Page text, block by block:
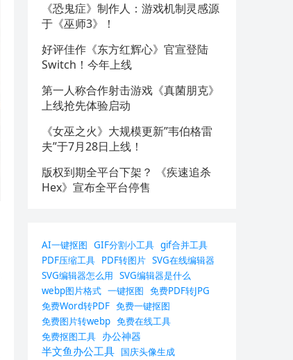
《恐鬼症》制作人：游戏机制灵感源
于《巫师3》！
好评佳作《东方红辉心》官宣登陆
Switch！今年上线
第一人称合作射击游戏《真菌朋克》
上线抢先体验启动
《女巫之火》大规模更新”韦伯格雷
夫”于7月28日上线！
版权到期全平台下架？ 《疾速追杀
Hex》宣布全平台停售
AI一键抠图 GIF分割小工具 gif合并工具
PDF压缩工具 PDF转图片 SVG在线编辑器
SVG编辑器怎么用 SVG编辑器是什么
webp图片格式 一键抠图 免费PDF转JPG
免费Word转PDF 免费一键抠图
免费图片转webp 免费在线工具
免费抠图工具 办公神器
半文鱼办公工具 国庆头像生成